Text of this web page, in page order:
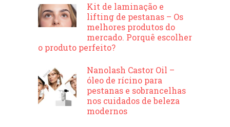
Kit de laminação e
lifting de pestanas – Os
melhores produtos do
mercado. Porquê escolher
o produto perfeito?
Nanolash Castor Oil –
óleo de rícino para
pestanas e sobrancelhas
nos cuidados de beleza
modernos